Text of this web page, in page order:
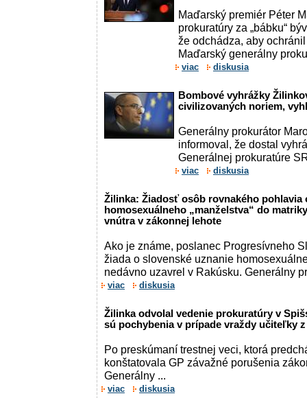
Maďarský premiér Péter
prokuratúry za „bábku“
že odchádza, aby
Maďarský generálny
viac diskusia
Bombové vyhrážky
civilizovaných noriem,
Generálny prokurátor
informoval, že dostal
Generálnej prokuratúre
viac diskusia
Žilinka: Žiadosť osôb rovnakého pohlavia
homosexuálneho „manželstva“ do
vnútra v zákonnej lehote
Ako je známe, poslanec Progresívneho
žiada o slovenské uznanie
nedávno uzavrel v Rakúsku. Generálny
viac diskusia
Žilinka odvolal vedenie prokuratúry v
sú pochybenia v prípade vraždy učiteľky
Po preskúmaní trestnej veci, ktorá
konštatovala GP závažné porušenia
Generálny ...
viac diskusia